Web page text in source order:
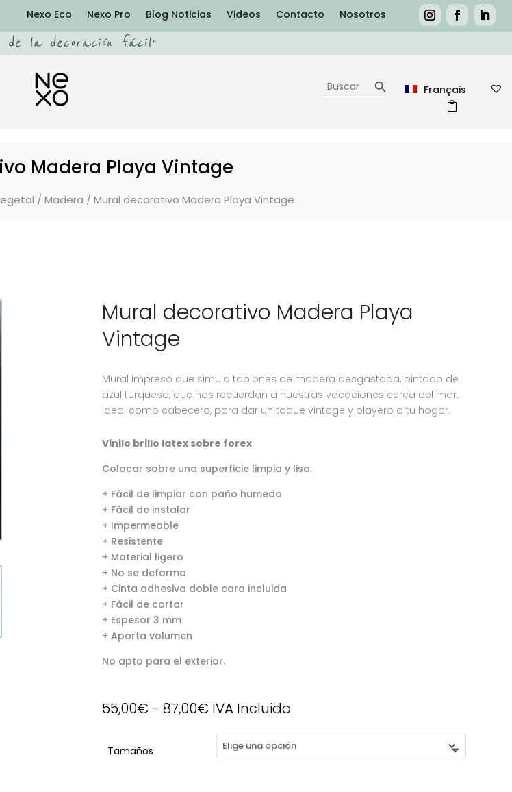
Nexo Eco Nexo Pro Blog Noticias Videos Contacto Nosotros
la decoración fácil”
Français
Buscar:
Madera Playa Vintage
/ Madera / Mural decorativo Madera Playa Vintage
Mural decorativo Madera Playa
Vintage
Mural impreso que simula tablones de madera desgastada, pintado de
azul turquesa, que nos recuerdan a nuestras vacaciones cerca del mar.
Ideal como cabecero, para dar un toque vintage y playero a tu hogar.
Vinilo brillo latex sobre forex
Colocar sobre una superficie limpia y lisa.
+ Fácil de limpiar con paño humedo
+ Fácil de instalar
+ Impermeable
+ Resistente
+ Material ligero
+ No se deforma
+ Cinta adhesiva doble cara incluida
+ Fácil de cortar
+ Espesor 3 mm
+ Aporta volumen
No apto para el exterior.
55,00€ - 87,00€Rango
precios:
desde
IVA Incluido
Tamaños